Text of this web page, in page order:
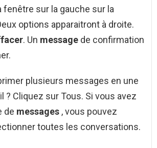
fenêtre sur la gauche sur la
options apparaitront à droite.
. Un message de confirmation
plusieurs messages en une
? Cliquez sur Tous. Si vous avez
de messages , vous pouvez
toutes les conversations.